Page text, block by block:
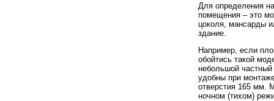
Для определения
помещения – это
цоколя, мансарды
здание.
Например, если
обойтись такой
небольшой
удобны при
отверстия 165 мм.
ночном (тихом)